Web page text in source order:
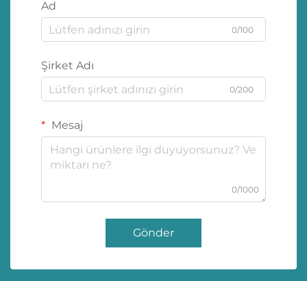
Ad
0/100
Şirket Adı
0/200
Mesaj
0/1000
Gönder